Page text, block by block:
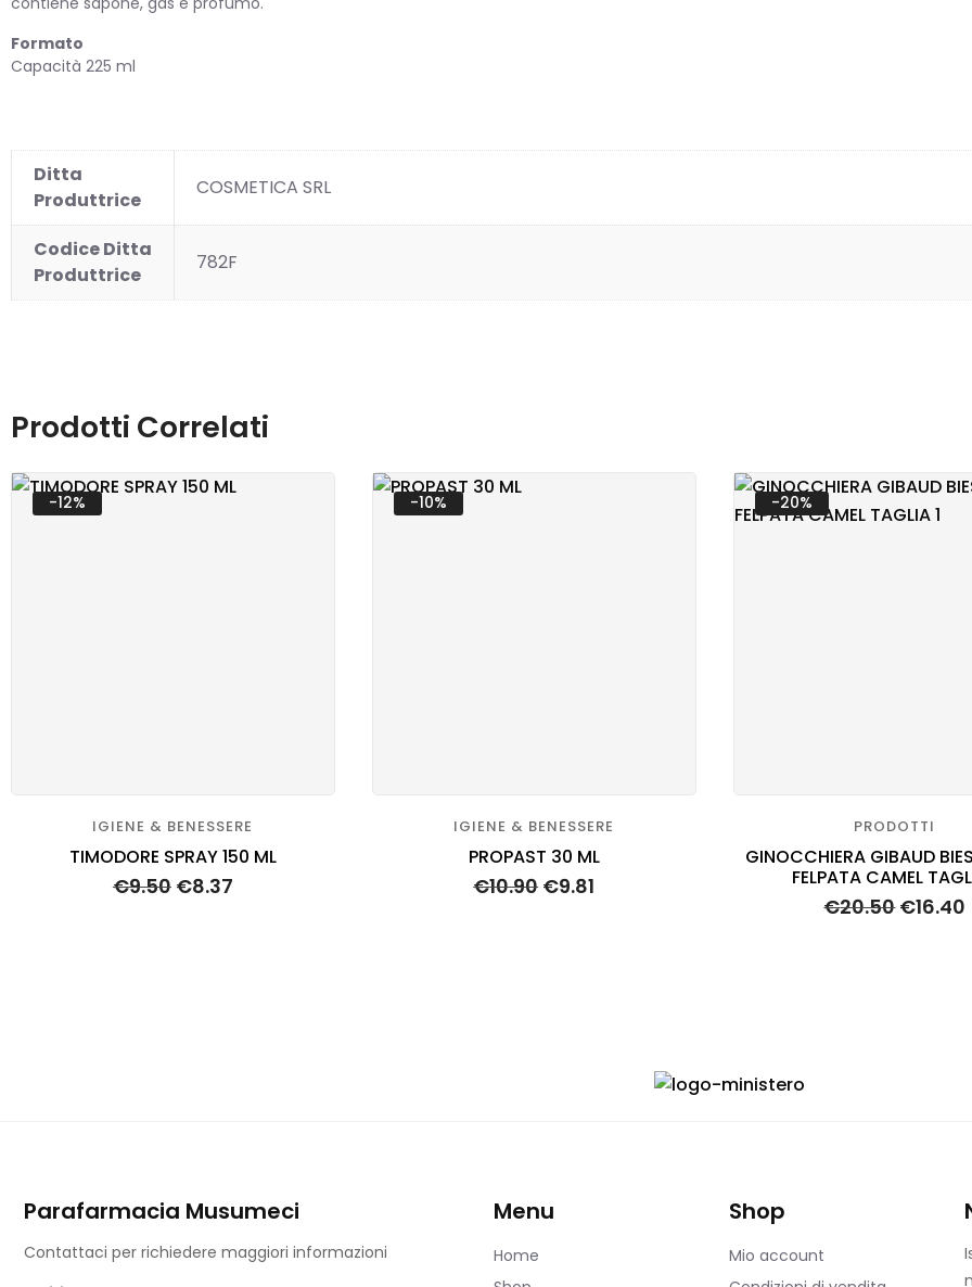
PRODOTTI
Formato
Capacità 225 ml
Ditta
Produttrice
COSMETICA SRL
Codice Ditta
Produttrice
782F
Prodotti Correlati
-12%
IGIENE & BENESSERE
TIMODORE SPRAY 150 ML
€9.50 €8.37
-10%
IGIENE & BENESSERE
PROPAST 30 ML
€10.90€9.81
-20%
PRODOTTI
GINOCCHIERA GIBAUD
FELPATA CAMEL
€20.50€16.40
Parafarmacia Musumeci
Contattaci per richiedere maggiori informazioni
Menu
Home
Shop
Mio account